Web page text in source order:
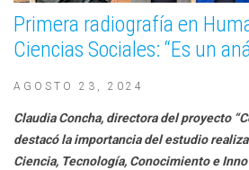
Primera radiografía en
Ciencias Sociales: “Es un
AGOSTO 23, 2024
Claudia Concha, directora del proyecto
destacó la importancia del estudio
Ciencia, Tecnología, Conocimiento e